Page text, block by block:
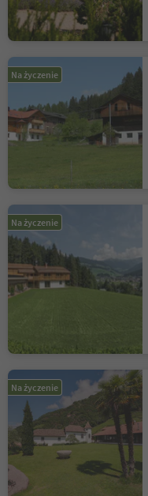
Na życzenie
Na życzenie
Na życzenie